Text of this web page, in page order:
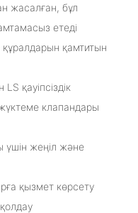
жасалған, бұл
етеді
құралдарын қамтитын
қауіпсіздік
клапандары
жеңіл және
қызмет көрсету